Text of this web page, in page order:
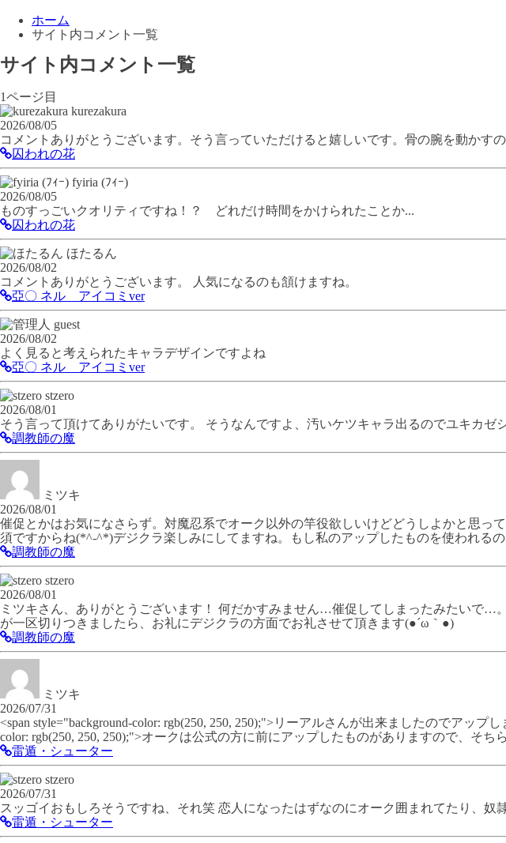
ホーム
サイト内コメント一覧
サイト内コメント一覧
1ページ目
kurezakura
2026/08/05
コメントありがとうございます。そう言っていただけると嬉しいです。骨の腕を動かす
囚われの花
fyiria (ﾌｨｰ)
2026/08/05
ものすっごいクオリティですね！？ どれだけ時間をかけられたことか...
囚われの花
ほたるん
2026/08/02
コメントありがとうございます。 人気になるのも頷けますね。
亞〇 ネル アイコミver
guest
2026/08/02
よく見ると考えられたキャラデザインですよね
亞〇 ネル アイコミver
stzero
2026/08/01
そう言って頂けてありがたいです。 そうなんですよ、汚いケツキャラ出るのでユキカ
調教師の魔
ミツキ
2026/08/01
催促とかはお気になさらず。対魔忍系でオーク以外の竿役欲しいけどどうしよかと思
須ですからね(*^-^*)デジクラ楽しみにしてますね。もし私のアップしたものを使われる
調教師の魔
stzero
2026/08/01
ミツキさん、ありがとうございます！ 何だかすみません…催促してしまったみたいで…
が一区切りつきましたら、お礼にデジクラの方面でお礼させて頂きます(●´ω｀●)
調教師の魔
ミツキ
2026/07/31
<span style="background-color: rgb(250, 250, 250);">リーアルさんが出来ましたのでアッ
color: rgb(250, 250, 250);">オークは公式の方に前にアップしたものがありますので、そち
雷遁・シューター
stzero
2026/07/31
スッゴイおもしろそうですね、それ笑 恋人になったはずなのにオーク囲まれてたり、奴
雷遁・シューター